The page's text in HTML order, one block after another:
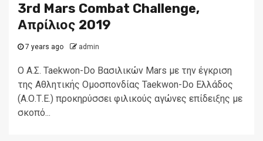
3rd Mars Combat Challenge,
Απρίλιος 2019
7 years ago admin
Ο Α.Σ. Taekwon-Do Βασιλικών Mars με την έγκριση
της Αθλητικής Ομοσπονδίας Taekwon-Do Ελλάδος
(Α.Ο.Τ.Ε.) προκηρύσσει φιλικούς αγώνες επίδειξης με
σκοπό...